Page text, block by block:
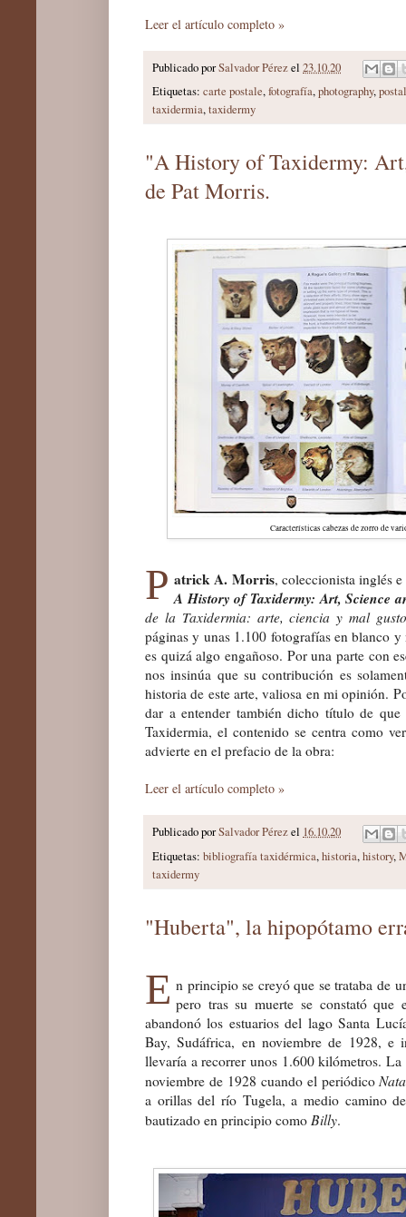
Leer el artículo completo »
Publicado porSalvador Pérezel 23.10.20
Etiquetas: carte postale,fotografía,photography,postal
taxidermia,taxidermy
"A History of Taxidermy:
de Pat Morris.
Características cabezas de zorro de
P atrick A. Morris, coleccionista inglés
A History of Taxidermy: Art, Science
de la Taxidermia: arte, ciencia y mal gusto
páginas y unas 1.100 fotografías en blanco
es quizá algo engañoso. Por una parte con
nos insinúa que su contribución es
historia de este arte, valiosa en mi opinión.
dar a entender también dicho título de
Taxidermia, el contenido se centra como
advierte en el prefacio de la obra:
Leer el artículo completo »
Publicado porSalvador Pérezel 16.10.20
Etiquetas: bibliografía taxidérmica,historia,history,
taxidermy
"Huberta", la hipopótamo
E n principio se creyó que se trataba de
pero tras su muerte se constató
abandonó los estuarios del lago Santa
Bay, Sudáfrica, en noviembre de 1928,
llevaría a recorrer unos 1.600 kilómetros.
noviembre de 1928 cuando el periódico
a orillas del río Tugela, a medio camino
bautizado en principio como Billy.